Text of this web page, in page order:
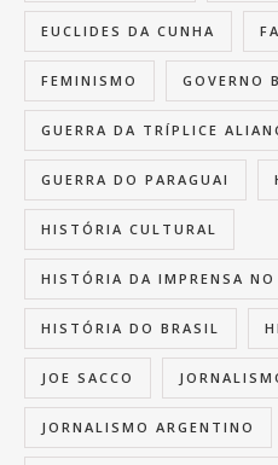
EUCLIDES DA CUNHA
FEMINISMO GOVERNO
GUERRA DA TRÍPLICE
GUERRA DO PARAGUAI
HISTÓRIA CULTURAL
HISTÓRIA DA IMPRENSA NO
HISTÓRIA DO BRASIL
JOE SACCO
JORNALISMO ARGENTINO